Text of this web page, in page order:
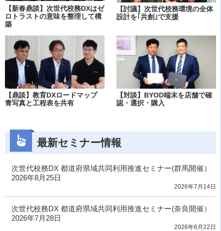
【新春鼎談】次世代校務DXはゼ
ロトラストの意味を整理して構
築
【討議】次世代校務環境の全体
設計を｢共創｣で支援
【鼎談】教育DXロードマップ
青写真と工程表を共有
【対談】BYOD端末を店舗で確
認・選択・購入
最新セミナー情報
次世代校務DX 都道府県域共同利用推進セミナー(群馬開催）
2026年8月25日
2026年7月14日
次世代校務DX 都道府県域共同利用推進セミナー(奈良開催）
2026年7月28日
2026年6月22日